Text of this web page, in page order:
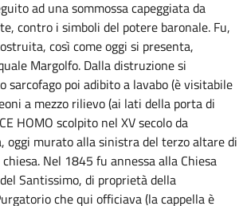
ad una sommossa capeggiata da
contro i simboli del potere baronale. Fu,
così come oggi si presenta,
Margolfo. Dalla distruzione si
sarcofago poi adibito a lavabo (è visitabile
a mezzo rilievo (ai lati della porta di
HOMO scolpito nel XV secolo da
oggi murato alla sinistra del terzo altare di
Nel 1845 fu annessa alla Chiesa
Santissimo, di proprietà della
che qui officiava (la cappella è